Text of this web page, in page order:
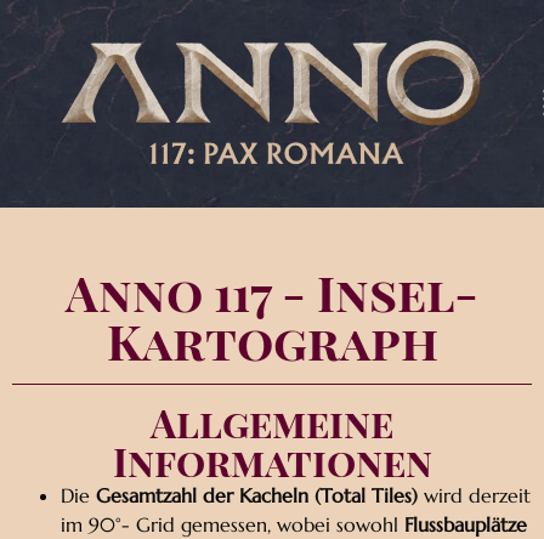
Anno 117 - Insel-
Kartograph
Allgemeine
Informationen
Die Gesamtzahl der Kacheln (Total Tiles) wird derzeit
im 90°- Grid gemessen, wobei sowohl Flussbauplätze